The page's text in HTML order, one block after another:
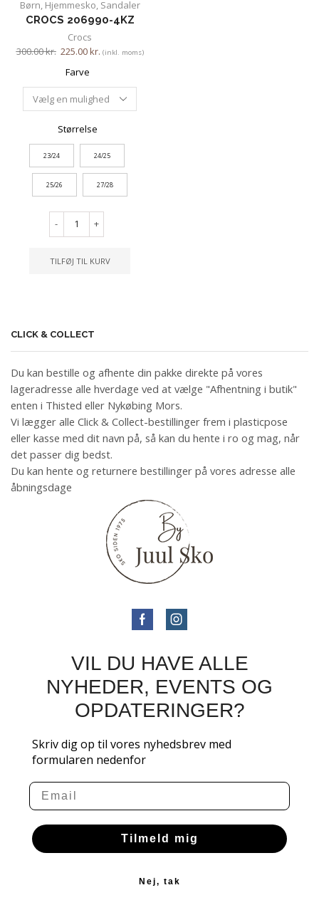
Børn, Hjemmesko, Sandaler
CROCS 206990-4KZ
Crocs
300.00kr. 225.00kr. (inkl. moms)
Farve
Størrelse
23/24 24/25
25/26 27/28
- +
TILFØJ TIL KURV
CLICK & COLLECT
Du kan bestille og afhente din pakke direkte på vores
lageradresse alle hverdage ved at vælge "Afhentning i butik"
enten i Thisted eller Nykøbing Mors.
Vi lægger alle Click & Collect-bestillinger frem i plasticpose
eller kasse med dit navn på, så kan du hente i ro og mag, når
det passer dig bedst.
Du kan hente og returnere bestillinger på vores adresse alle
åbningsdage
VIL DU HAVE ALLE
NYHEDER, EVENTS OG
OPDATERINGER?
Skriv dig op til vores nyhedsbrev med
formularen nedenfor
Email
Tilmeld mig
Nej, tak